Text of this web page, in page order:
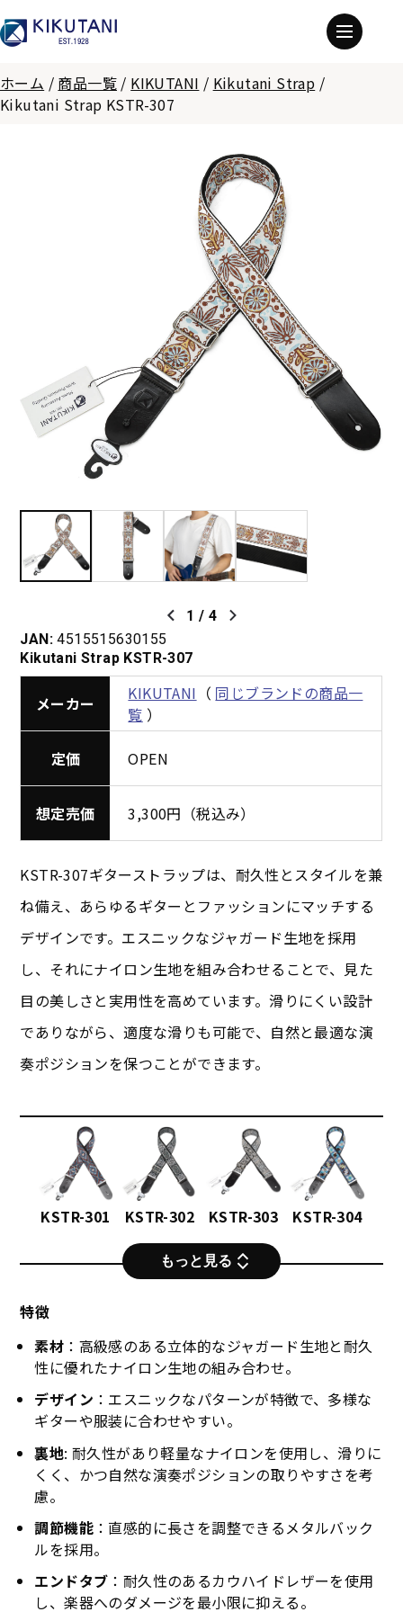
ホーム / 商品一覧 / KIKUTANI / Kikutani Strap /
Kikutani Strap KSTR-307
1 / 4
JAN: 4515515630155
Kikutani Strap KSTR-307
メーカー KIKUTANI （ 同じブランドの商品一
覧 ）
定価 OPEN
想定売価 3,300円（税込み）
KSTR-307ギターストラップは、耐久性とスタイルを兼
ね備え、あらゆるギターとファッションにマッチする
デザインです。エスニックなジャガード生地を採用
し、それにナイロン生地を組み合わせることで、見た
目の美しさと実用性を高めています。滑りにくい設計
でありながら、適度な滑りも可能で、自然と最適な演
奏ポジションを保つことができます。
もっと見る
KSTR-301 KSTR-302 KSTR-303 KSTR-304
KSTR-305 KSTR-306 KSTR-308 KSTR-309
特徴
素材 ：高級感のある立体的なジャガード生地と耐久
性に優れたナイロン生地の組み合わせ。
デザイン ：エスニックなパターンが特徴で、多様な
ギターや服装に合わせやすい。
裏地: 耐久性があり軽量なナイロンを使用し、滑りに
くく、かつ自然な演奏ポジションの取りやすさを考
慮。
調節機能 ：直感的に長さを調整できるメタルバック
ルを採用。
エンドタブ ：耐久性のあるカウハイドレザーを使用
し、楽器へのダメージを最小限に抑える。